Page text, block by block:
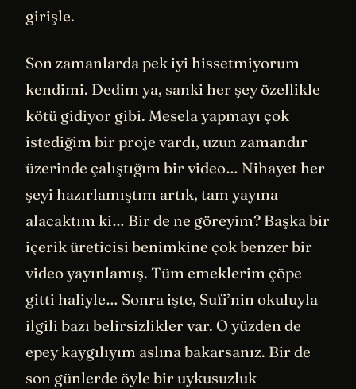
girişle.
Son zamanlarda pek iyi hissetmiyorum
kendimi. Dedim ya, sanki her şey özellikle
kötü gidiyor gibi. Mesela yapmayı çok
istediğim bir proje vardı, uzun zamandır
üzerinde çalıştığım bir video… Nihayet her
şeyi hazırlamıştım artık, tam yayına
alacaktım ki… Bir de ne göreyim? Başka bir
içerik üreticisi benimkine çok benzer bir
video yayınlamış. Tüm emeklerim çöpe
gitti haliyle… Sonra işte, Sufi’nin okuluyla
ilgili bazı belirsizlikler var. O yüzden de
epey kaygılıyım aslına bakarsanız. Bir de
son günlerde öyle bir uykusuzluk